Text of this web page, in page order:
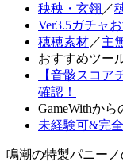
秧秧・玄翎 ／
Ver3.5ガチャ
穂穂素材／主
おすすめツー
【音骸スコア
確認！
GameWithか
未経験可&完
鳴潮の特製パニー